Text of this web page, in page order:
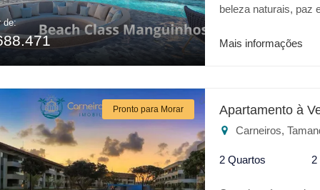
de:
beleza naturais, paz
todo conforto de um
Brinquedoteca * Spa
Restaurante *
investimento o
Mais informações
Pronto para Morar Apartamento à
Carneiros,
2 Quartos 2